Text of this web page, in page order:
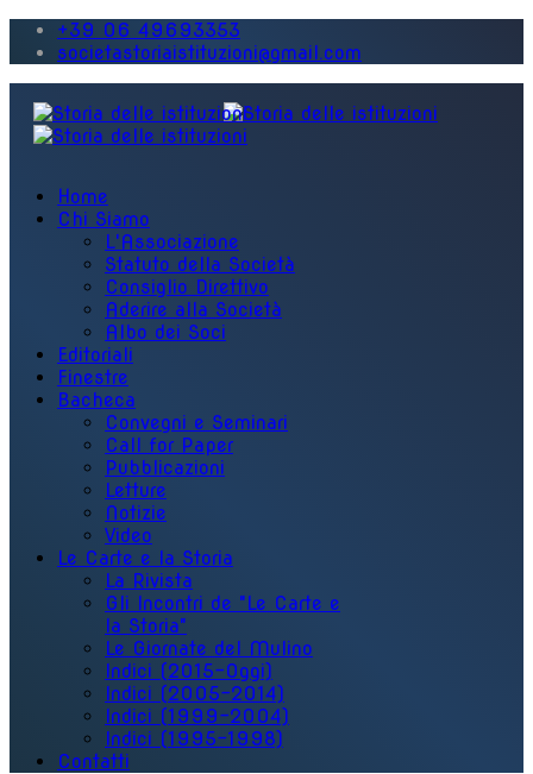
+39 06 49693353
societastoriaistituzioni@gmail.com
Home
Chi Siamo
L'Associazione
Statuto della Società
Consiglio Direttivo
Aderire alla Società
Albo dei Soci
Editoriali
Finestre
Bacheca
Convegni e Seminari
Call for Paper
Pubblicazioni
Letture
Notizie
Video
Le Carte e la Storia
La Rivista
Gli Incontri de "Le Carte e
la Storia"
Le Giornate del Mulino
Indici (2015-Oggi)
Indici (2005-2014)
Indici (1999-2004)
Indici (1995-1998)
Contatti